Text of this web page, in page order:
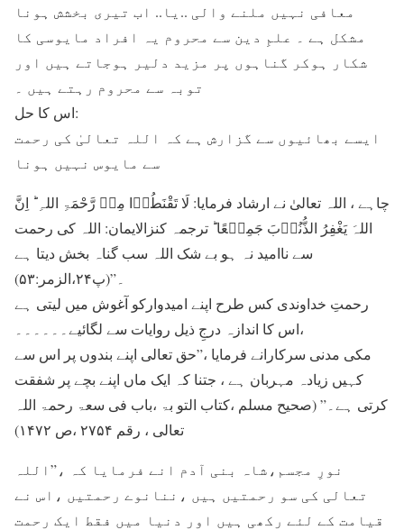
معافی نہیں ملنے والی ..یا.. اب تیری بخشش ہونا
مشکل ہے ۔ علمِ دین سے محروم یہ افراد مایوسی کا
شکار ہوکر گناہوں پر مزید دلیر ہوجاتے ہیں اور
توبہ سے محروم رہتے ہیں ۔
اس کا حل:
ایسے بھائیوں سے گزارش ہے کہ اللہ تعالیٰ کی رحمت
سے مایوس نہیں ہونا
چاہے ، اللہ تعالیٰ نے ارشاد فرمایا: لَا تَقْنَطُوۡا مِنۡ رَّحْمَۃِ اللہِ ؕ اِنَّ
اللہَ یَغْفِرُ الذُّنُوۡبَ جَمِیۡعًا ؕ ترجمہ کنزالایمان: اللہ کی رحمت
سے ناامید نہ ہو بے شک اللہ سب گناہ بخش دیتا ہے
۔”(پ۲۴،الزمر:۵۳)
رحمتِ خداوندی کس طرح اپنے امیدوارکو آغوش میں لیتی ہے
،اس کا اندازہ درجِ ذیل روایات سے لگائيے۔۔۔۔۔۔
مکی مدنی سرکارانے فرمایا ،”حق تعالی اپنے بندوں پر اس سے
کہیں زیادہ مہربان ہے ، جتنا کہ ایک ماں اپنے بچے پر شفقت
کرتی ہے۔” (صحیح مسلم ،کتاب التو بۃ ،باب فی سعۃ رحمۃ اللہ
تعالی ، رقم ۲۷۵۴ ،ص ۱۴۷۲)
نورِ مجسم،شاہ بنی آدم انے فرمایا کہ ،”اللہ
تعالی کی سو رحمتیں ہیں ،ننانوے رحمتیں ،اس نے
قیامت کے لئے رکھی ہیں اور دنیا میں فقط ایک رحمت